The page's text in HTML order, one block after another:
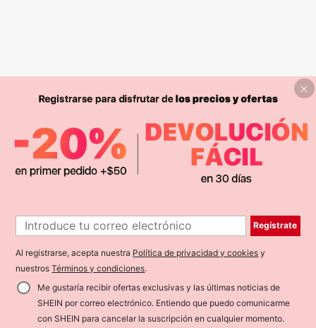
Regístrate
Al registrarse, acepta nuestra Política de privacidad y cookies y
nuestrosTérminos y condiciones.
Me gustaría recibir ofertas exclusivas y las últimas noticias de
SHEIN por correo electrónico. Entiendo que puedo comunicarme
con SHEIN para cancelar la suscripción en cualquier momento.